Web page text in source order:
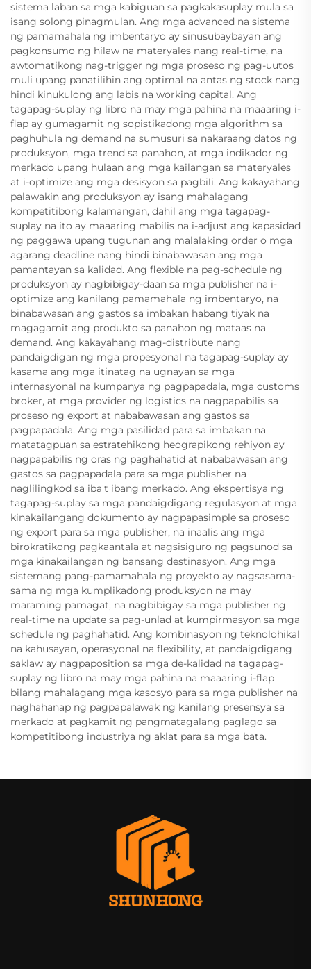
sistema laban sa mga kabiguan sa pagkakasuplay mula sa
isang solong pinagmulan. Ang mga advanced na sistema
ng pamamahala ng imbentaryo ay sinusubaybayan ang
pagkonsumo ng hilaw na materyales nang real-time, na
awtomatikong nag-trigger ng mga proseso ng pag-uutos
muli upang panatilihin ang optimal na antas ng stock nang
hindi kinukulong ang labis na working capital. Ang
tagapag-suplay ng libro na may mga pahina na maaaring i-
flap ay gumagamit ng sopistikadong mga algorithm sa
paghuhula ng demand na sumusuri sa nakaraang datos ng
produksyon, mga trend sa panahon, at mga indikador ng
merkado upang hulaan ang mga kailangan sa materyales
at i-optimize ang mga desisyon sa pagbili. Ang kakayahang
palawakin ang produksyon ay isang mahalagang
kompetitibong kalamangan, dahil ang mga tagapag-
suplay na ito ay maaaring mabilis na i-adjust ang kapasidad
ng paggawa upang tugunan ang malalaking order o mga
agarang deadline nang hindi binabawasan ang mga
pamantayan sa kalidad. Ang flexible na pag-schedule ng
produksyon ay nagbibigay-daan sa mga publisher na i-
optimize ang kanilang pamamahala ng imbentaryo, na
binabawasan ang gastos sa imbakan habang tiyak na
magagamit ang produkto sa panahon ng mataas na
demand. Ang kakayahang mag-distribute nang
pandaigdigan ng mga propesyonal na tagapag-suplay ay
kasama ang mga itinatag na ugnayan sa mga
internasyonal na kumpanya ng pagpapadala, mga customs
broker, at mga provider ng logistics na nagpapabilis sa
proseso ng export at nababawasan ang gastos sa
pagpapadala. Ang mga pasilidad para sa imbakan na
matatagpuan sa estratehikong heograpikong rehiyon ay
nagpapabilis ng oras ng paghahatid at nababawasan ang
gastos sa pagpapadala para sa mga publisher na
naglilingkod sa iba't ibang merkado. Ang ekspertisya ng
tagapag-suplay sa mga pandaigdigang regulasyon at mga
kinakailangang dokumento ay nagpapasimple sa proseso
ng export para sa mga publisher, na inaalis ang mga
birokratikong pagkaantala at nagsisiguro ng pagsunod sa
mga kinakailangan ng bansang destinasyon. Ang mga
sistemang pang-pamamahala ng proyekto ay nagsasama-
sama ng mga kumplikadong produksyon na may
maraming pamagat, na nagbibigay sa mga publisher ng
real-time na update sa pag-unlad at kumpirmasyon sa mga
schedule ng paghahatid. Ang kombinasyon ng teknolohikal
na kahusayan, operasyonal na flexibility, at pandaigdigang
saklaw ay nagpaposition sa mga de-kalidad na tagapag-
suplay ng libro na may mga pahina na maaaring i-flap
bilang mahalagang mga kasosyo para sa mga publisher na
naghahanap ng pagpapalawak ng kanilang presensya sa
merkado at pagkamit ng pangmatagalang paglago sa
kompetitibong industriya ng aklat para sa mga bata.